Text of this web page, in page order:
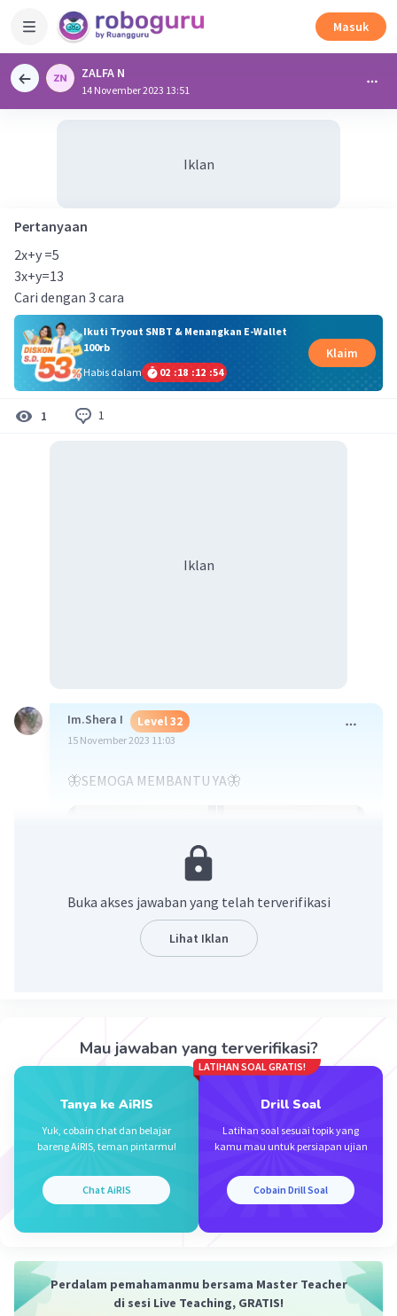
Masuk
ZALFA N
14 November 2023 13:51
Iklan
Pertanyaan
2x+y =5
3x+y=13
Cari dengan 3 cara
Ikuti Tryout SNBT & Menangkan E-Wallet
100rb
Habis dalam
02 :18 :12 :54
Klaim
1 1
Iklan
Im.Shera I Level 32
15 November 2023 11:03
🦋SEMOGA MEMBANTU YA🦋
Buka akses jawaban yang telah terverifikasi
Lihat Iklan
Mau jawaban yang terverifikasi?
Tanya ke AiRIS
Yuk, cobain chat dan belajar
bareng AiRIS, teman pintarmu!
Chat AiRIS
LATIHAN SOAL GRATIS!
Drill Soal
Latihan soal sesuai topik yang
kamu mau untuk persiapan ujian
Cobain Drill Soal
Perdalam pemahamanmu bersama Master Teacher
di sesi Live Teaching, GRATIS!